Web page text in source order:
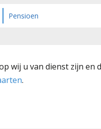
Pensioen
wij u van dienst zijn en
.